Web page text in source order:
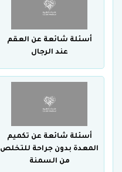
أسئلة شائعة عن العقم
عند الرجال
أسئلة شائعة عن تكميم
المعدة بدون جراحة للتخلص
من السمنة